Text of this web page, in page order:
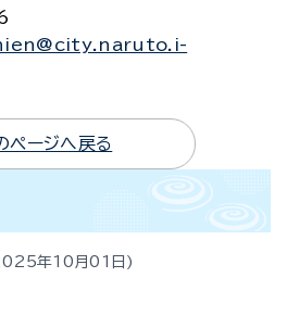
ページへ戻る
年10月01日